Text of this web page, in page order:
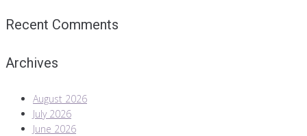
Recent Comments
Archives
August 2026
July 2026
June 2026